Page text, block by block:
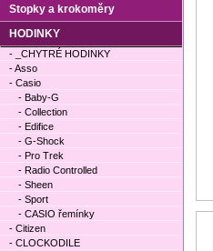
Stopky a krokoměry
HODINKY
- _CHYTRÉ HODINKY
- Asso
- Casio
- Baby-G
- Collection
- Edifice
- G-Shock
- Pro Trek
- Radio Controlled
- Sheen
- Sport
- CASIO řemínky
- Citizen
- CLOCKODILE